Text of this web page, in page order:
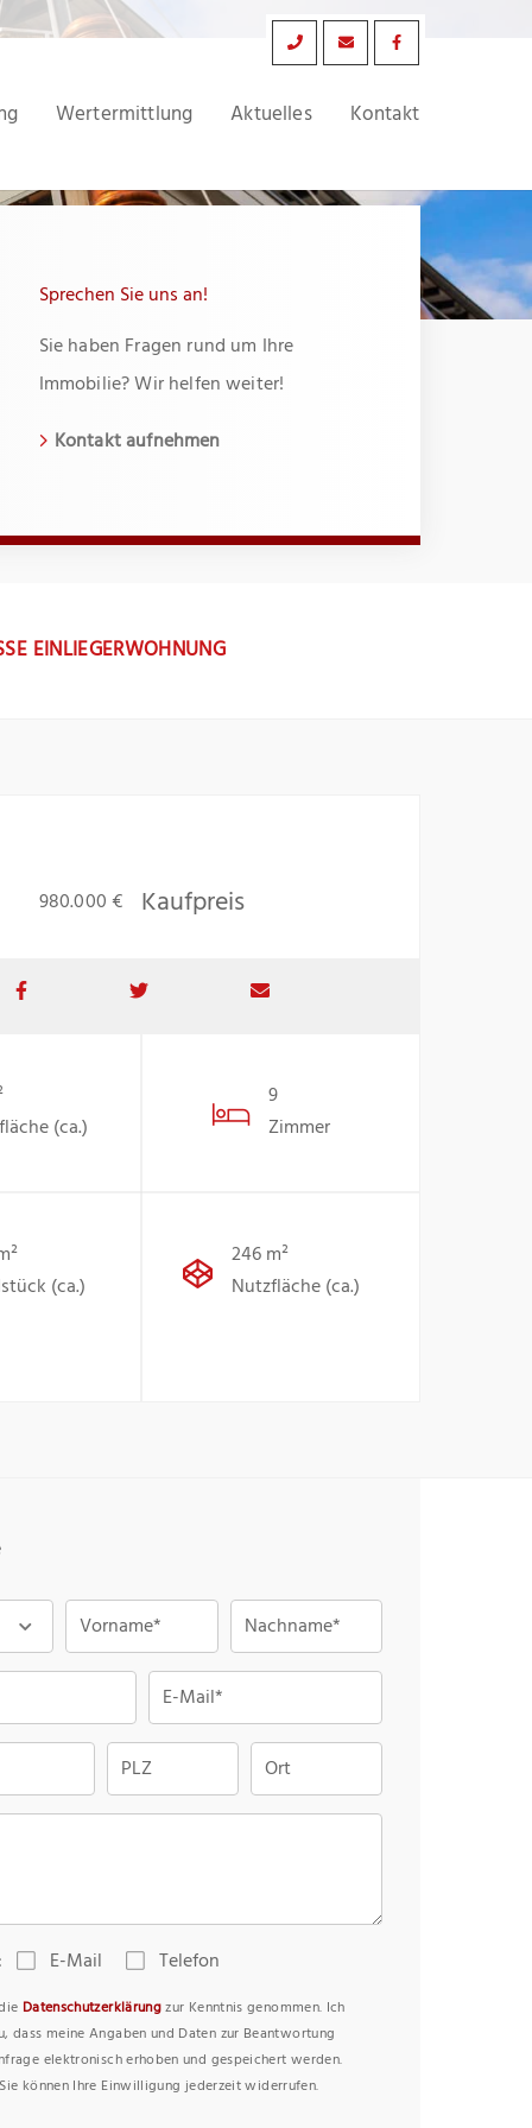
Wertermittlung Aktuelles Kontakt
Sprechen Sie uns an!
Sie haben Fragen rund um Ihre
Immobilie? Wir helfen weiter!
Kontakt aufnehmen
EINLIEGERWOHNUNG
980.000 € Kaufpreis
(ca.)
9
Zimmer
(ca.)
246 m²
Nutzfläche (ca.)
Vorname* Nachname*
E-Mail*
PLZ Ort
E-Mail Telefon
Datenschutzerklärungzur Kenntnis genommen. Ich
dass meine Angaben und Daten zur Beantwortung
elektronisch erhoben und gespeichert werden.
können Ihre Einwilligung jederzeit widerrufen.